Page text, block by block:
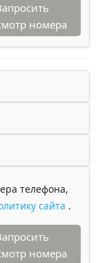
номера
телефона,
сайта .
номера